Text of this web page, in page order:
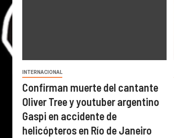
INTERNACIONAL
Confirman muerte del cantante
Oliver Tree y youtuber argentino
Gaspi en accidente de
helicópteros en Río de Janeiro